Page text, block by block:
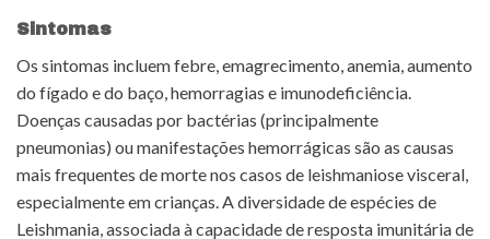
Sintomas
Os sintomas incluem febre, emagrecimento, anemia, aumento
do fígado e do baço, hemorragias e imunodeficiência.
Doenças causadas por bactérias (principalmente
pneumonias) ou manifestações hemorrágicas são as causas
mais frequentes de morte nos casos de leishmaniose visceral,
especialmente em crianças. A diversidade de espécies de
Leishmania, associada à capacidade de resposta imunitária de